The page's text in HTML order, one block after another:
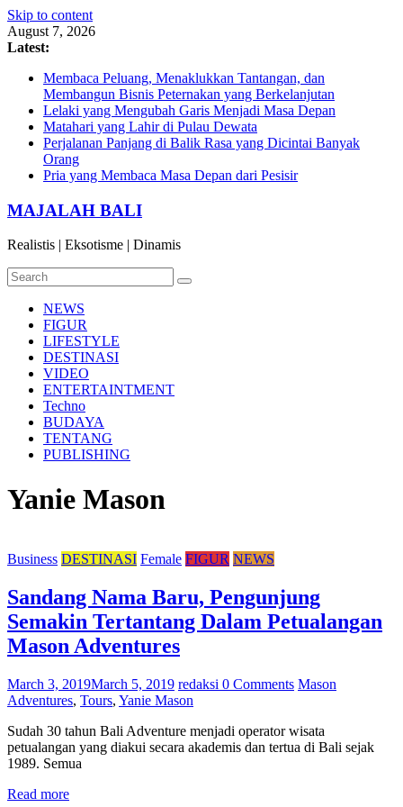
Skip to content
August 7, 2026
Latest:
Membaca Peluang, Menaklukkan Tantangan, dan
Membangun Bisnis Peternakan yang Berkelanjutan
Lelaki yang Mengubah Garis Menjadi Masa Depan
Matahari yang Lahir di Pulau Dewata
Perjalanan Panjang di Balik Rasa yang Dicintai Banyak
Orang
Pria yang Membaca Masa Depan dari Pesisir
MAJALAH BALI
Realistis | Eksotisme | Dinamis
NEWS
FIGUR
LIFESTYLE
DESTINASI
VIDEO
ENTERTAINTMENT
Techno
BUDAYA
TENTANG
PUBLISHING
Yanie Mason
Business DESTINASI Female FIGUR NEWS
Sandang Nama Baru, Pengunjung
Semakin Tertantang Dalam Petualangan
Mason Adventures
March 3, 2019March 5, 2019 redaksi 0 Comments Mason
Adventures, Tours, Yanie Mason
Sudah 30 tahun Bali Adventure menjadi operator wisata
petualangan yang diakui secara akademis dan tertua di Bali sejak
1989. Semua
Read more